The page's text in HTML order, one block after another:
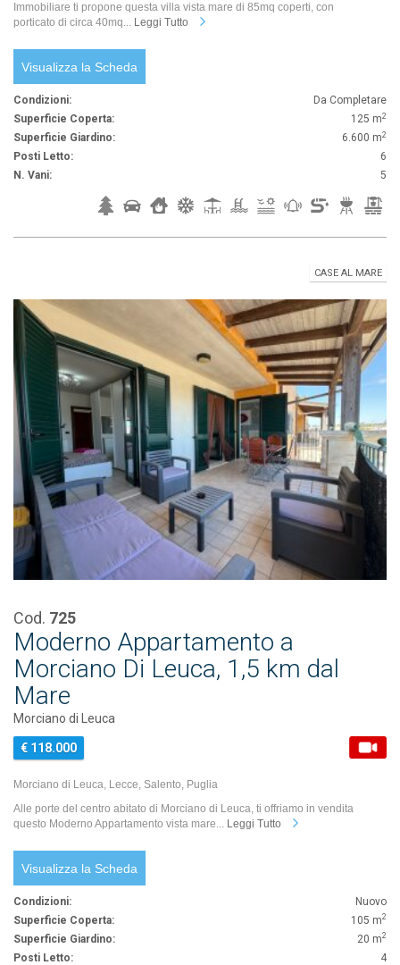
Immobiliare ti propone questa villa vista mare di 85mq coperti, con
porticato di circa 40mq... Leggi Tutto
Visualizza la Scheda
Condizioni:
Da Completare
Superficie Coperta:
125 m2
Superficie Giardino: 6.600 m2
Posti Letto:
6
N. Vani:
5
CASE AL MARE
Cod. 725
Moderno Appartamento a
Morciano Di Leuca, 1,5 km dal
Mare
Morciano di Leuca
€ 118.000
Morciano di Leuca, Lecce, Salento, Puglia
Alle porte del centro abitato di Morciano di Leuca, ti offriamo in vendita
questo Moderno Appartamento vista mare... Leggi Tutto
Visualizza la Scheda
Condizioni:
Nuovo
Superficie Coperta:
105 m2
Superficie Giardino: 20 m2
Posti Letto:
4